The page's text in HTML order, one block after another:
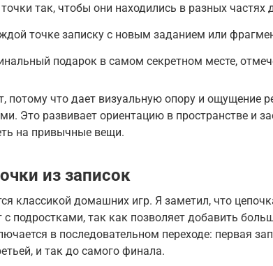
так, чтобы они находились в разных частях
точке записку с новым заданием или
подарок в самом секретном месте,
потому что дает визуальную опору и ощущение
Это развивает ориентацию в пространстве и
на привычные вещи.
из записок
классикой домашних игр. Я заметил, что
с подростками, так как позволяет добавить
в последовательном переходе: первая
и так до самого финала.